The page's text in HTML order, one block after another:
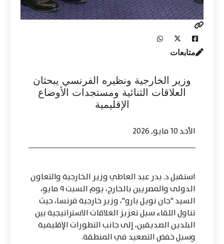
متابعات
وزير الخارجية ونظيره الفرنسي يبحثان
العلاقات الثنائية ومستجدات الأوضاع
الإقليمية
الأحد 10 مايو, 2026
استقبل د. بدر عبد العاطي وزير الخارجية والتعاون
الدولى والمصريين بالخارج، يوم السبت ٩ مايو،
السيد "جان نويل بارو"، وزير خارجية فرنسا، حيث
تناول اللقاء سبل تعزيز العلاقات الاستراتيجية بين
البلدين الصديقين، إلى جانب التطورات الإقليمية
وسبل خفض التصعيد في المنطقة.